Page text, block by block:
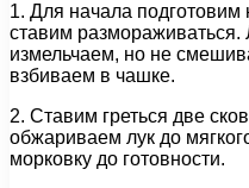
1. Для начала
ставим размораживаться.
измельчаем, но не
взбиваем в чашке.
2. Ставим греться две
обжариваем лук до
морковку до готовности.